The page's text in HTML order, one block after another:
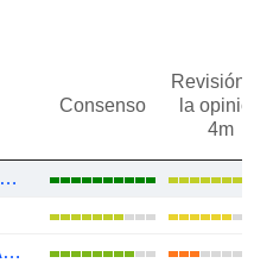
Consenso
Revisión
la
4m
SAMSUNG ELECTRONICS CO., LTD.
SK NETWORKS COMPANY LIMITED